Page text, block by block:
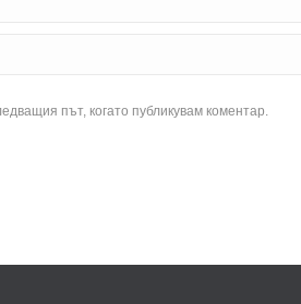
път, когато публикувам коментар.